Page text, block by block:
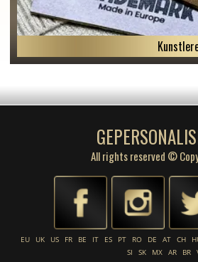
All rights reserved ©
EU UK US FR BE IT ES PT RO DE AT CH
SI
SK MX AR BR